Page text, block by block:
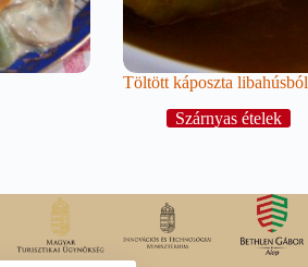
Töltött káposzta libahúsból
Szárnyas ételek